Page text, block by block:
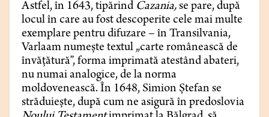
Astfel, în 1643, tipărind Cazania,se pare, după
locul în care au fost descoperite cele mai multe
exemplare pentru difuzare – în Transilvania,
Varlaam numește textul „carte românească de
învățătură”, forma imprimată atestând abateri,
nu numai analogice, de la norma
moldovenească. În 1648, Simion Ștefan se
străduiește, după cum ne asigură în predoslovia